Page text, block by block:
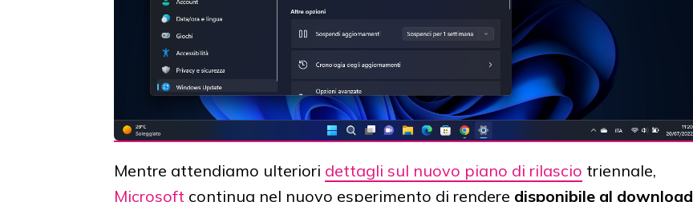
Mentre attendiamo ulteriori dettagli sul nuovo piano di rilascio triennale,
Microsoft continua nel nuovo esperimento di rendere disponibile al download